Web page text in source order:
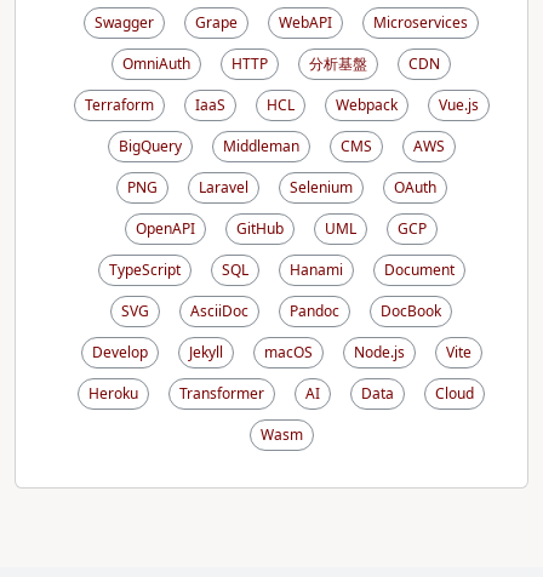
Swagger
Grape WebAPI
Microservices
OmniAuth
HTTP 分析基盤
CDN
Terraform
IaaS HCL Webpack
Vue.js
BigQuery
Middleman CMS
AWS
PNG
Laravel Selenium
OAuth
OpenAPI
GitHub UML
GCP
TypeScript
SQL Hanami
Document
SVG
AsciiDoc Pandoc
DocBook
Develop
Jekyll macOS Node.js
Vite
Heroku
Transformer AI Data
Cloud
Wasm